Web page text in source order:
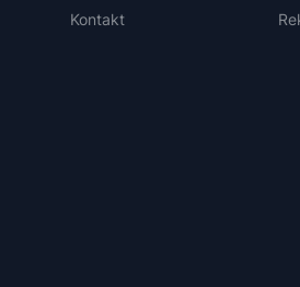
Kontakt